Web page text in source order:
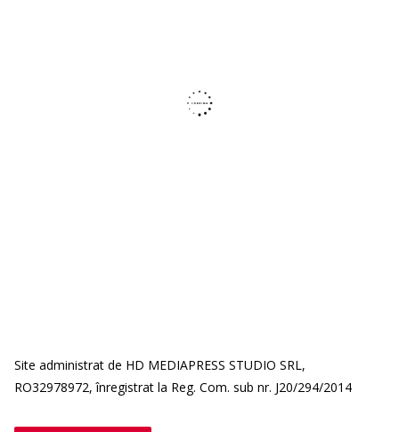
Site administrat de HD MEDIAPRESS STUDIO SRL,
RO32978972, înregistrat la Reg. Com. sub nr. J20/294/2014